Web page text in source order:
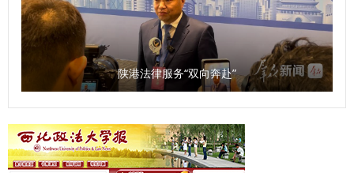
陕港法律服务“双向奔赴”